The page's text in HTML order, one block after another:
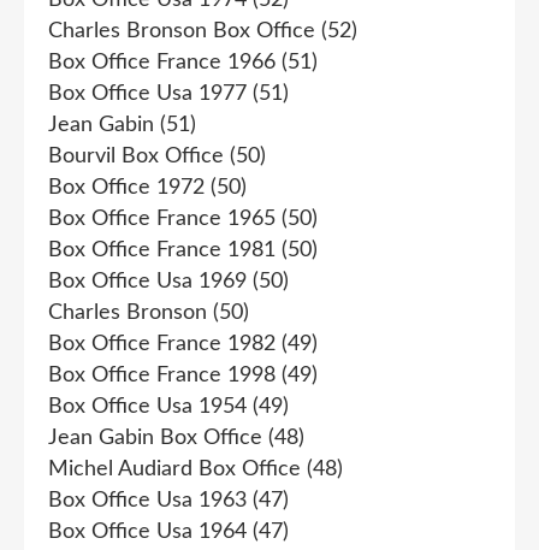
Charles Bronson Box Office (52)
Box Office France 1966 (51)
Box Office Usa 1977 (51)
Jean Gabin (51)
Bourvil Box Office (50)
Box Office 1972 (50)
Box Office France 1965 (50)
Box Office France 1981 (50)
Box Office Usa 1969 (50)
Charles Bronson (50)
Box Office France 1982 (49)
Box Office France 1998 (49)
Box Office Usa 1954 (49)
Jean Gabin Box Office (48)
Michel Audiard Box Office (48)
Box Office Usa 1963 (47)
Box Office Usa 1964 (47)